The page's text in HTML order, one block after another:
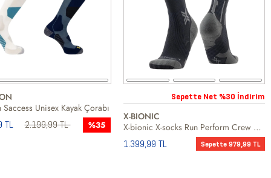
Unisex Kayak Çorabı
TL 2.199,99 TL %35
Sepette Net %30 İndirim
X-BIONIC
X-bionic X-socks Run Perform Crew Unisex Siyah Koşu Çorabı
1.399,99 TL Sepette 979,99 TL